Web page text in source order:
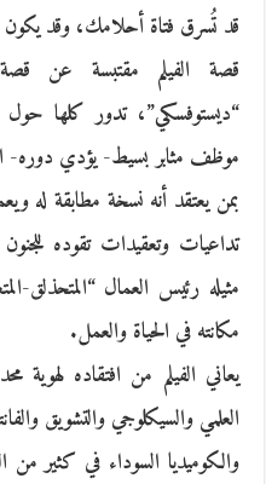
قد تُسرق فتاة أحلامك، وقد يكون
قصة الفيلم مقتبسة عن قصة
“ديستوفسكي”، تدور كلها
موظف مثابر بسيط- يؤدي دوره-
بمن يعتقد أنه نسخة مطابقة له
تداعيات وتعقيدات تقوده للجنون
مثيله رئيس العمال “المتحذلق-
مكانته في الحياة والعمل.
يعاني الفيلم من افتقاده
العلمي والسيكلوجي والتشويق
والكوميديا السوداء في كثير